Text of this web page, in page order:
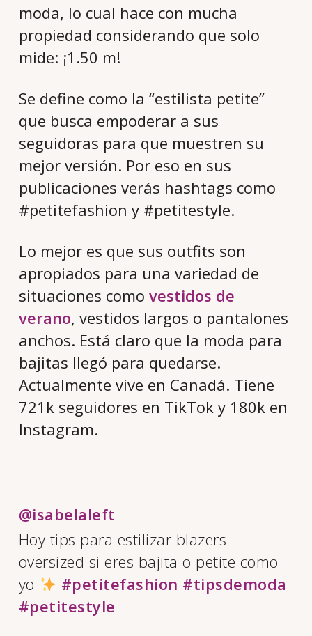
moda, lo cual hace con mucha
propiedad considerando que solo
mide: ¡1.50 m!
Se define como la “estilista petite”
que busca empoderar a sus
seguidoras para que muestren su
mejor versión. Por eso en sus
publicaciones verás hashtags como
#petitefashion y #petitestyle.
Lo mejor es que sus outfits son
apropiados para una variedad de
situaciones como vestidos de
verano, vestidos largos o pantalones
anchos. Está claro que la moda para
bajitas llegó para quedarse.
Actualmente vive en Canadá. Tiene
721k seguidores en TikTok y 180k en
Instagram.
@isabelaleft
Hoy tips para estilizar blazers
oversized si eres bajita o petite como
yo
#petitefashion #tipsdemoda
#petitestyle